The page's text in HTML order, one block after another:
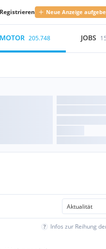
Registrieren Neue Anzeige
205.748 JOBS
Infos zur Reihung